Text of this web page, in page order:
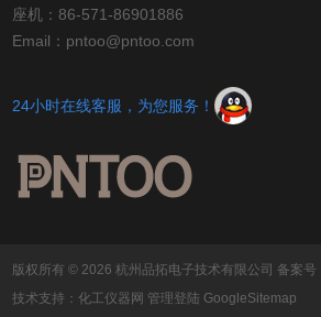
座机：86-571-86901886
Email：pntoo@pntoo.com
24小时在线客服，为您服务！
版权所有 © 2026 杭州品拓电子技术有限公司备案号
技术支持：化工仪器网 管理登陆 GoogleSitemap